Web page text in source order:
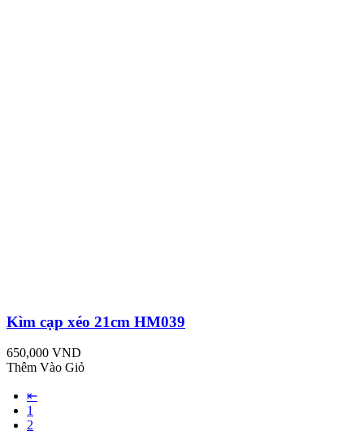
Kìm cạp xéo 21cm HM039
650,000 VND
Thêm Vào Giỏ
⇤
1
2